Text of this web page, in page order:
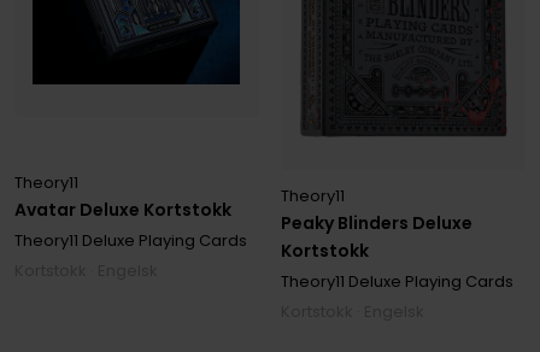
Avatar Deluxe Kortstokk
Theory11
Theory11 Deluxe Playing Cards
Peaky Blinders Deluxe
Kortstokk
Theory11
Theory11 Deluxe Playing Cards